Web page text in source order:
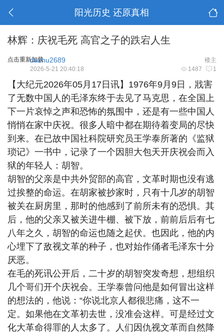
阳光历史 还原真相
林辉：庆祝毛死 高官之子的跌宕人生
点击重新加载 楼主
dazhu2689
1487 1
2026-5-21 20:40:18
【大纪元2026年05月17日讯】1976年9月9日，戕害
了无数中国人的毛泽东终于去见了马克思，在全国上
下一片哀悼之声和恐怖的氛围中，还是有一些中国人
悄悄在家中庆祝。很多人暗中都在期待着变局的尽快
到来。在已故中国社科院研究员王学泰所著的《监狱
琐记》一书中，记录了一个因胆大包天开庆祝会而入
狱的年轻人：胡智。
胡智的父亲是中共外贸部的高官，文革时期也没有逃
过挨整的命运。在胡家被抄家时，只有十几岁的胡智
被关在厨房里，那时的他感到了前所未有的恐惧。其
后，他的父亲又被关进牛棚、被下放，前前后后有七
八年之久，胡智的命运也随之起伏。也因此，他的内
心埋下了敌视文革的种子，也对始作俑者毛泽东十分
厌恶。
在毛的死讯公开后，二十岁的胡智突发奇想，想组织
几个哥们开个庆祝会。王学泰曾问他是如何冒出这样
的想法的，他说：“你说北京人都很悲痛，这不一
定。如果他在文革初去世，没准会这样。可是经过文
化大革命得罪的人太多了。人们因仇视文革而自然降